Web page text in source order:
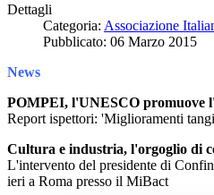
Dettagli
Categoria: Associazione
Pubblicato: 06 Marzo 2015
News
POMPEI, l'UNESCO promuove
Report ispettori: 'Miglioramenti
Cultura e industria, l'orgoglio di
L'intervento del presidente di
ieri a Roma presso il MiBact